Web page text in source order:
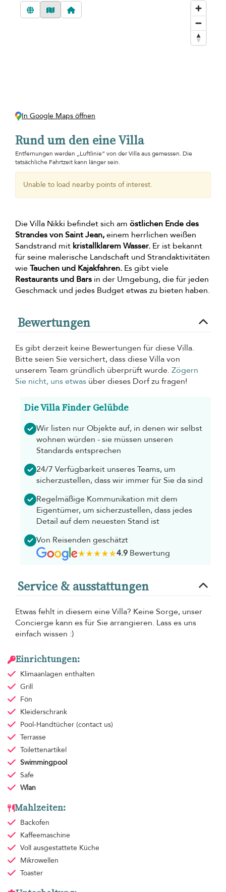
In Google Maps öffnen
Rund um den eine Villa
Entfernungen werden „Luftlinie“ von der Villa aus gemessen. Die
tatsächliche Fahrtzeit kann länger sein.
Unable to load nearby points of interest.
Die Villa Nikki befindet sich am östlichen Ende des
Strandes von Saint Jean,einem herrlichen weißen
Sandstrand mit kristallklarem Wasser. Er ist bekannt
für seine malerische Landschaft und Strandaktivitäten
wieTauchen und Kajakfahren. Es gibt viele
Restaurants und Bars in der Umgebung, die für jeden
Geschmack und jedes Budget etwas zu bieten haben.
Bewertungen
Es gibt derzeit keine Bewertungen für diese Villa.
Bitte seien Sie versichert, dass diese Villa von
unserem Team gründlich überprüft wurde. Zögern
Sie nicht, uns etwas über dieses Dorf zu fragen!
Die Villa Finder Gelübde
Wir listen nur Objekte auf, in denen wir selbst
wohnen würden - sie müssen unseren
Standards entsprechen
24/7 Verfügbarkeit unseres Teams, um
sicherzustellen, dass wir immer für Sie da sind
Regelmäßige Kommunikation mit dem
Eigentümer, um sicherzustellen, dass jedes
Detail auf dem neuesten Stand ist
Von Reisenden geschätzt
4.9Bewertung
Service & ausstattungen
Etwas fehlt in diesem eine Villa? Keine Sorge, unser
Concierge kann es für Sie arrangieren. Lass es uns
einfach wissen :)
Einrichtungen:
Klimaanlagen enthalten
Grill
Fön
Kleiderschrank
Pool-Handtücher (contact us)
Terrasse
Toilettenartikel
Swimmingpool
Safe
Wlan
Mahlzeiten:
Backofen
Kaffeemaschine
Voll ausgestattete Küche
Mikrowellen
Toaster